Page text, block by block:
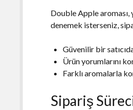
Double Apple aroması,
denemek isterseniz,
Güvenilir bir
Ürün yorumlarını
Farklı aromalarla
Sipariş